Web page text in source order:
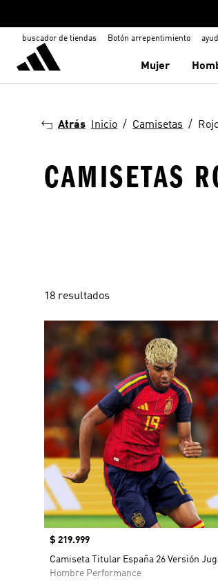
buscador de tiendas Botón arrepentimiento
Mujer
Atrás Inicio Camisetas
CAMISETAS
18 resultados
Precio
$ 219.999
Camiseta Titular España 26 Versión
Hombre Performance